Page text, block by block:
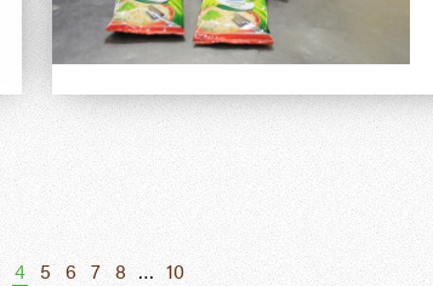
4 5 6 7 8 … 10